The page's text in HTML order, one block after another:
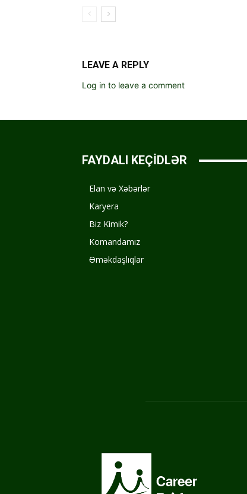
LEAVE A REPLY
Log in to leave a comment
FAYDALI KEÇİDLƏR
Elan və Xəbərlər
Karyera
Biz Kimik?
Komandamız
Əməkdaşlıqlar